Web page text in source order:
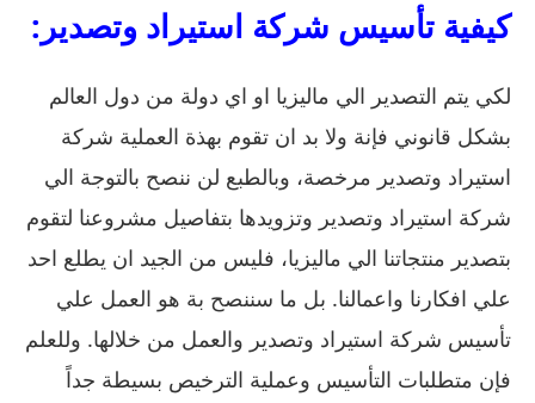
كيفية تأسيس شركة استيراد وتصدير:
لكي يتم التصدير الي ماليزيا او اي دولة من دول العالم
بشكل قانوني فإنة ولا بد ان تقوم بهذة العملية شركة
استيراد وتصدير مرخصة، وبالطبع لن ننصح بالتوجة الي
شركة استيراد وتصدير وتزويدها بتفاصيل مشروعنا لتقوم
بتصدير منتجاتنا الي ماليزيا، فليس من الجيد ان يطلع احد
علي افكارنا واعمالنا. بل ما سننصح بة هو العمل علي
تأسيس شركة استيراد وتصدير والعمل من خلالها. وللعلم
فإن متطلبات التأسيس وعملية الترخيص بسيطة جداً